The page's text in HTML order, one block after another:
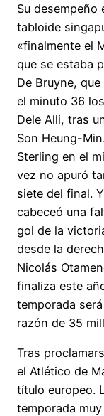
Su
tabloide
«finalmente el
que se estaba
De Bruyne,
el minuto 36
Dele Alli, tras
Son Heung-
Sterling en el
vez no apuró
siete del final.
cabeceó una
gol de la
desde la
Nicolás
finaliza este
temporada
razón de 35
Tras
el Atlético de
título europeo.
temporada